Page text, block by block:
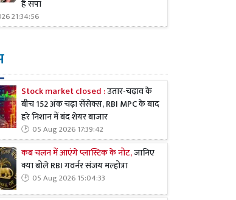
है सपा
21:34:56
Stock market closed :उतार-चढ़ाव के
बीच 152 अंक चढ़ा सेंसेक्स, RBI MPC के बाद
हरे निशान में बंद शेयर बाजार
05 Aug 2026 17:39:42
कब चलन में आएंगे प्लास्टिक के नोट,जानिए
क्या बोले RBI गवर्नर संजय मल्होत्रा
05 Aug 2026 15:04:33